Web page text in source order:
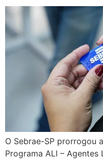
O Sebrae-SP prorrogou
Programa ALI – Agentes